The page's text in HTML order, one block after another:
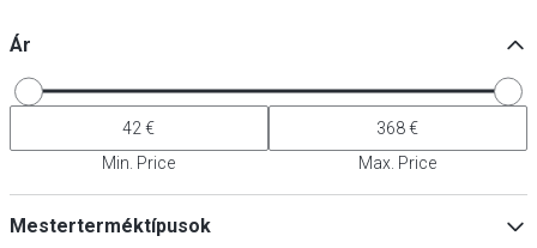
Ár
Min. Price Max. Price
Mesterterméktípusok